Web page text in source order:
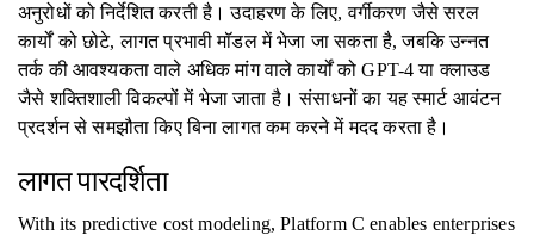
अनुरोधों को निर्देशित करती है। उदाहरण के लिए, वर्गीकरण जैसे सरल
कार्यों को छोटे, लागत प्रभावी मॉडल में भेजा जा सकता है, जबकि उन्नत
तर्क की आवश्यकता वाले अधिक मांग वाले कार्यों को GPT-4 या क्लाउड
जैसे शक्तिशाली विकल्पों में भेजा जाता है। संसाधनों का यह स्मार्ट आवंटन
प्रदर्शन से समझौता किए बिना लागत कम करने में मदद करता है।
लागत पारदर्शिता
With its predictive cost modeling, Platform C enables enterprises